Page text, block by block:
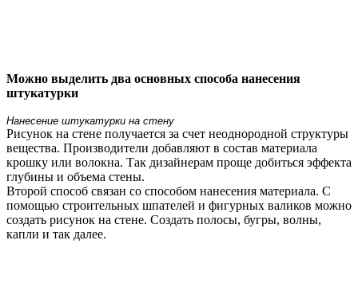
Можно выделить два основных способа нанесения
штукатурки
Нанесение штукатурки на стену
Рисунок на стене получается за счет неоднородной структуры
вещества. Производители добавляют в состав материала
крошку или волокна. Так дизайнерам проще добиться эффекта
глубины и объема стены.
Второй способ связан со способом нанесения материала. С
помощью строительных шпателей и фигурных валиков можно
создать рисунок на стене. Создать полосы, бугры, волны,
капли и так далее.